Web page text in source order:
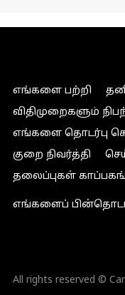
எங்களை பற்றி
விதிமுறைகளும்
எங்களை தொடர்பு
குறை நிவர்த்தி
தலைப்புகள்
எங்களைப்
All rights reserved ©